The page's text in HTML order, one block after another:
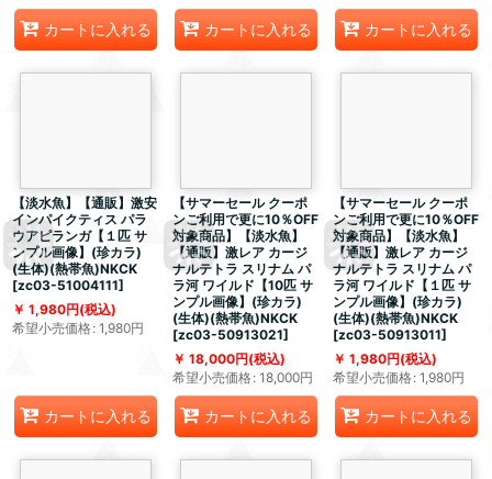
カートに入れる カートに入れる カートに入れる
【淡水魚】【通販】激安
インパイクティス パラ
ウアピランガ【１匹 サ
ンプル画像】(珍カラ)
(生体)(熱帯魚)NKCK
[zc03-51004111]
1,980円(税込)
希望小売価格: 1,980円
カートに入れる
【サマーセール クーポ
ンご利用で更に10％OFF
対象商品】【淡水魚】
【通販】激レア カージ
ナルテトラ スリナム パ
ラ河 ワイルド【10匹 サ
ンプル画像】(珍カラ)
(生体)(熱帯魚)NKCK
[zc03-50913021]
18,000円(税込)
希望小売価格: 18,000円
カートに入れる
【サマーセール クーポ
ンご利用で更に10％OFF
対象商品】【淡水魚】
【通販】激レア カージ
ナルテトラ スリナム パ
ラ河 ワイルド【１匹 サ
ンプル画像】(珍カラ)
(生体)(熱帯魚)NKCK
[zc03-50913011]
1,980円(税込)
希望小売価格 : 1,980円
カートに入れる